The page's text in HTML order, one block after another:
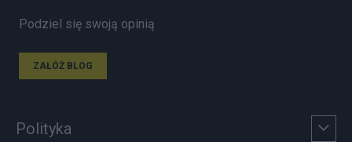
Podziel się swoją opinią
ZAŁÓŻ BLOG
Polityka